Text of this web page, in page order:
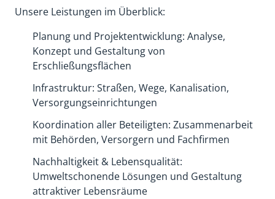
Unsere Leistungen im Überblick:
Planung und Projektentwicklung: Analyse,
Konzept und Gestaltung von
Erschließungsflächen
Infrastruktur: Straßen, Wege, Kanalisation,
Versorgungseinrichtungen
Koordination aller Beteiligten: Zusammenarbeit
mit Behörden, Versorgern und Fachfirmen
Nachhaltigkeit & Lebensqualität:
Umweltschonende Lösungen und Gestaltung
attraktiver Lebensräume